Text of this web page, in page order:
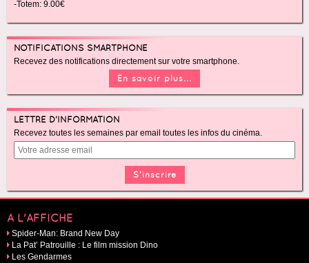
-Totem: 9.00€
NOTIFICATIONS SMARTPHONE
Recevez des notifications directement sur votre smartphone.
En savoir plus...
LETTRE D'INFORMATION
Recevez toutes les semaines par email toutes les infos du cinéma.
A L'AFFICHE
Spider-Man: Brand New Day
La Pat’ Patrouille : Le film mission Dino
Les Gendarmes